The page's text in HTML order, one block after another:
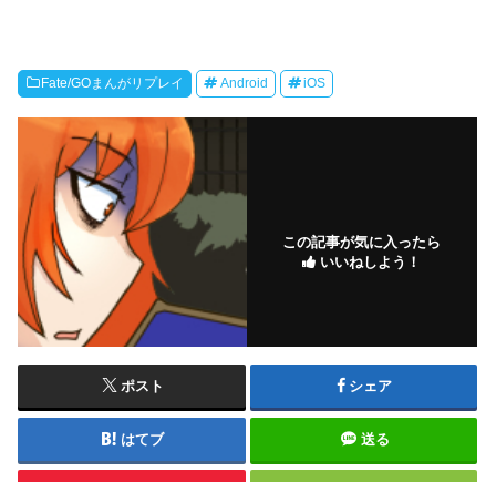
Fate/GOまんがリプレイ Android iOS
この記事が気に入ったら
いいねしよう！
ポスト シェア
はてブ 送る